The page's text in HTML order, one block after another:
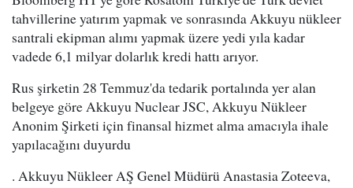
tahvillerine yatırım yapmak ve sonrasında Akkuyu nükleer
santrali ekipman alımı yapmak üzere yedi yıla kadar
vadede 6,1 milyar dolarlık kredi hattı arıyor.
Rus şirketin 28 Temmuz'da tedarik portalında yer alan
belgeye göre Akkuyu Nuclear JSC, Akkuyu Nükleer
Anonim Şirketi için finansal hizmet alma amacıyla ihale
yapılacağını duyurdu
. Akkuyu Nükleer AŞ Genel Müdürü Anastasia Zoteeva,